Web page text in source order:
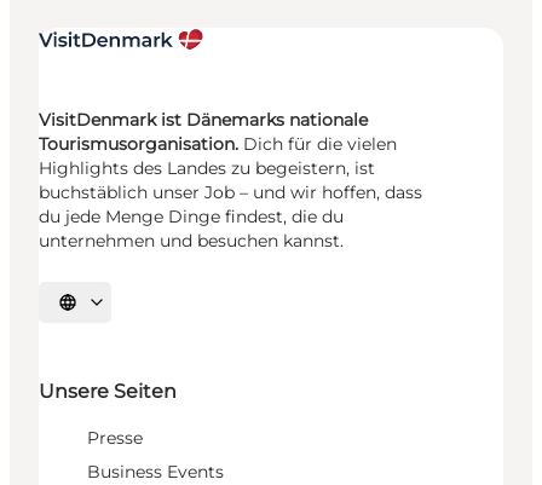
VisitDenmark ist Dänemarks nationale
Tourismusorganisation. Dich für die vielen
Highlights des Landes zu begeistern, ist
buchstäblich unser Job – und wir hoffen, dass
du jede Menge Dinge findest, die du
unternehmen und besuchen kannst.
Sprache auswählen
Unsere Seiten
Presse
Business Events